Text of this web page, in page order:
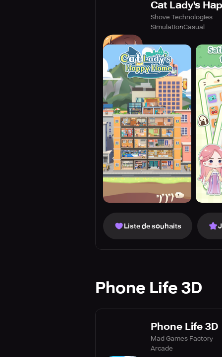
Cat Lady's
Shove Technologies
SimulationCasual
Liste de souhaits
Phone Life 3D
Phone Life 3D
Mad Games Factory
Arcade